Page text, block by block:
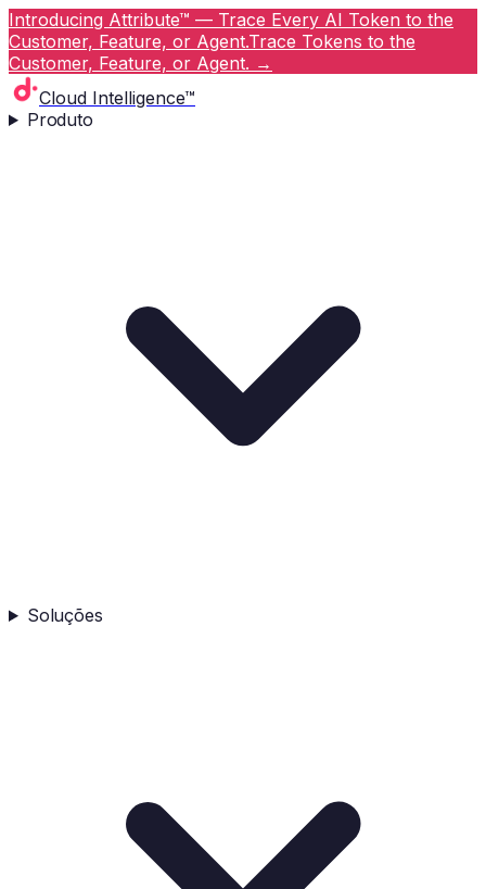
Introducing Attribute™ — Trace Every AI Token to the
Customer, Feature, or Agent.Trace Tokens to the
Customer, Feature, or Agent. →
Cloud Intelligence™
Produto
Soluções